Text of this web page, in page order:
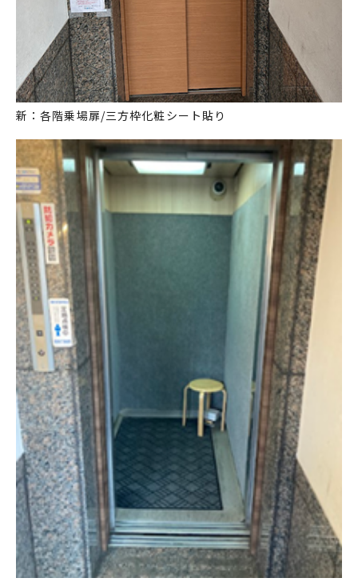
新：各階乗場扉/三方枠化粧シート貼り